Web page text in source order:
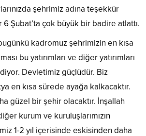
şehrimiz adına teşekkür
Şubat’ta çok büyük bir badire atlattı.
kadromuz şehrimizin en kısa
bu yatırımları ve diğer yatırımları
Devletimiz güçlüdür. Biz
en kısa sürede ayağa kalkacaktır.
güzel bir şehir olacaktır. İnşallah
kurum ve kuruluşlarımızın
1-2 yıl içerisinde eskisinden daha